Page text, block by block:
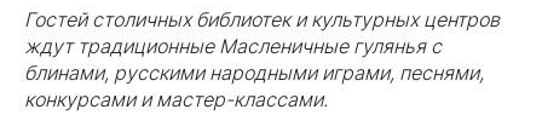
Гостей столичных библиотек и культурных центров
ждут традиционные Масленичные гулянья с
блинами, русскими народными играми, песнями,
конкурсами и мастер-классами.